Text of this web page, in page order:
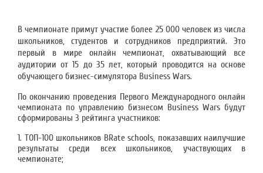
В чемпионате примут участие более 25 000 человек из числа
школьников, студентов и сотрудников предприятий. Это
первый в мире онлайн чемпионат, охватывающий все
аудитории от 15 до 35 лет, который проводится на основе
обучающего бизнес-симулятора Business Wars.
По окончанию проведения Первого Международного онлайн
чемпионата по управлению бизнесом Business Wars будут
сформированы 3 рейтинга участников:
1. ТОП-100 школьников BRate schools, показавших наилучшие
результаты среди всех школьников, участвующих в
чемпионате;